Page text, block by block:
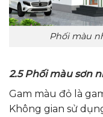
Phối màu
2.5 Phối màu sơn
Gam màu đỏ là
Không gian sử